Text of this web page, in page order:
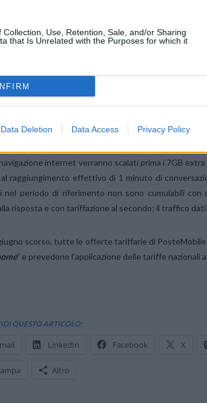
Collection, Use, Retention, Sale, and/or Sharing
that Is Unrelated with the Purposes for which it
Data Deletion Data Access Privacy Policy
può modificare in qualsiasi momento e
è attivabile fino al prossimo
, dai
SIM ricaricabile senza vincolo di portabilità,
è disponibile anche per i già Clienti che fanno
internet verranno scalati prima i 7GB
raggiungimento effettivo di 1 minuto di
nel periodo di riferimento non sono cumulabili
risposta e con tariffazione al secondo; il traffico
scorso, tutte le offerte tariffarie di
” e prevedono l’applicazione delle tariffe nazionali
QUESTO ARTICOLO:
LinkedIn Facebook X
Altro